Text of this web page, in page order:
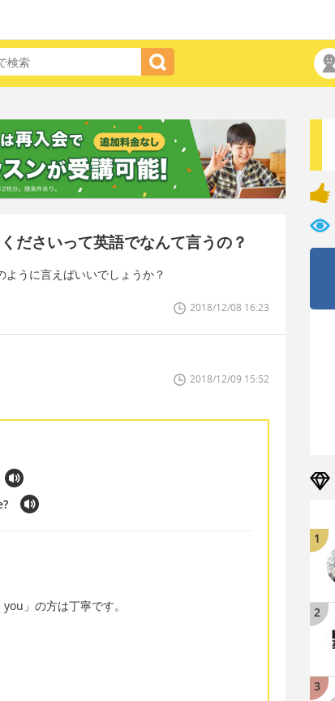
ださいって英語でなんて言うの？
うに言えばいいでしょうか？
2018/12/08 16:23
2018/12/09 15:52
」の方は丁寧です。
1
2
3